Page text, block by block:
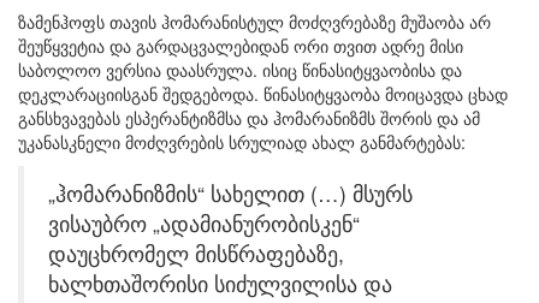
ზამენჰოფს თავის ჰომარანისტულ მოძღვრებაზე მუშაობა არ
შეუწყვეტია და გარდაცვალებიდან ორი თვით ადრე მისი
საბოლოო ვერსია დაასრულა. ისიც წინასიტყვაობისა და
დეკლარაციისგან შედგებოდა. წინასიტყვაობა მოიცავდა ცხად
განსხვავებას ესპერანტიზმსა და ჰომარანიზმს შორის და ამ
უკანასკნელი მოძღვრების სრულიად ახალ განმარტებას:
„ჰომარანიზმის“ სახელით (…) მსურს
ვისაუბრო „ადამიანურობისკენ“
დაუცხრომელ მისწრაფებაზე,
ხალხთაშორისი სიძულვილისა და